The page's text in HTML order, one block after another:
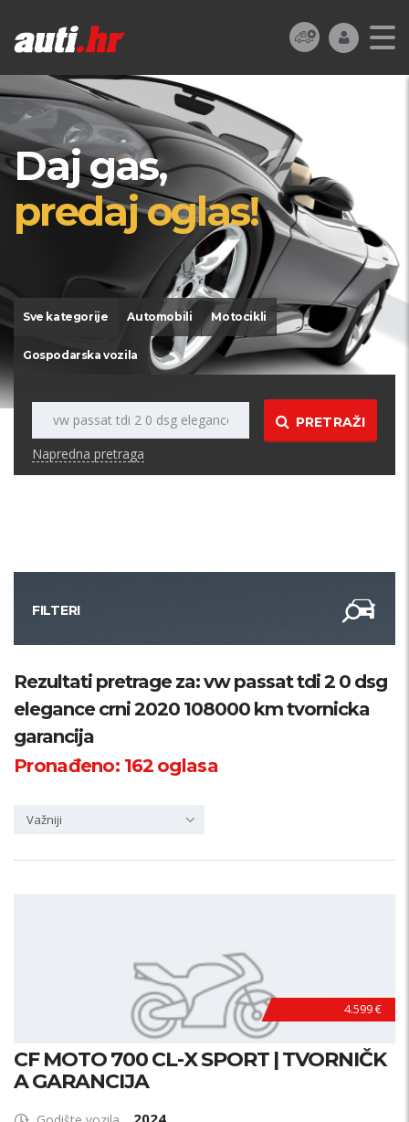
Daj gas,
predaj oglas!
Sve kategorije Automobili Motocikli
Gospodarska vozila
PRETRAŽI
Napredna pretraga
FILTERI
Kategorija
Županija
Samo sa slikom
Rezultati pretrage za: vw passat tdi 2 0 dsg
elegance crni 2020 108000 km tvornicka
garancija
Pronađeno: 162oglasa
Važniji
4.599 €
CF MOTO 700 CL-X SPORT | TVORNIČK
A GARANCIJA
2024